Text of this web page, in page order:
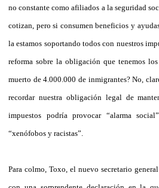
no constante como afiliados a la seguridad
cotizan, pero si consumen beneficios y
la estamos soportando todos con nuestros
reforma sobre la obligación que tenemos
muerto de 4.000.000 de inmigrantes? No,
recordar nuestra obligación legal de
impuestos podría provocar “alarma
“xenófobos y racistas”.
Para colmo, Toxo, el nuevo secretario